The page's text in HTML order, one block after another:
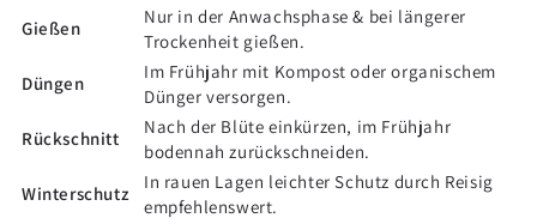
Gießen
Nur in der Anwachsphase & bei längerer
Trockenheit gießen.
Düngen
Im Frühjahr mit Kompost oder organischem
Dünger versorgen.
Rückschnitt
Nach der Blüte einkürzen, im Frühjahr
bodennah zurückschneiden.
Winterschutz
In rauen Lagen leichter Schutz durch Reisig
empfehlenswert.